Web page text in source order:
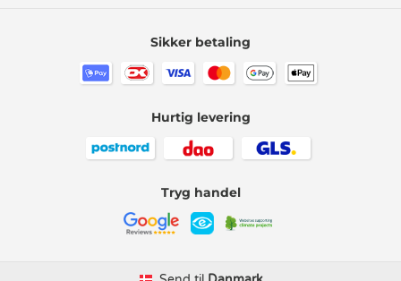
Sikker betaling
Hurtig levering
Tryg handel